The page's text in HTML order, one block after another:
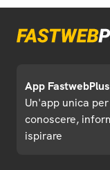
App FastwebPlus
Un'app unica per
conoscere,
ispirare